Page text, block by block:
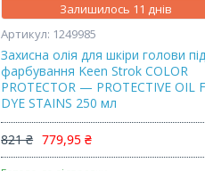
Залишилось 11 днів
1249985
Захисна олія для шкіри голови
фарбування Keen Strok COLOR
PROTECTOR — PROTECTIVE OIL
DYE STAINS 250 мл
821 ₴ 779,95 ₴